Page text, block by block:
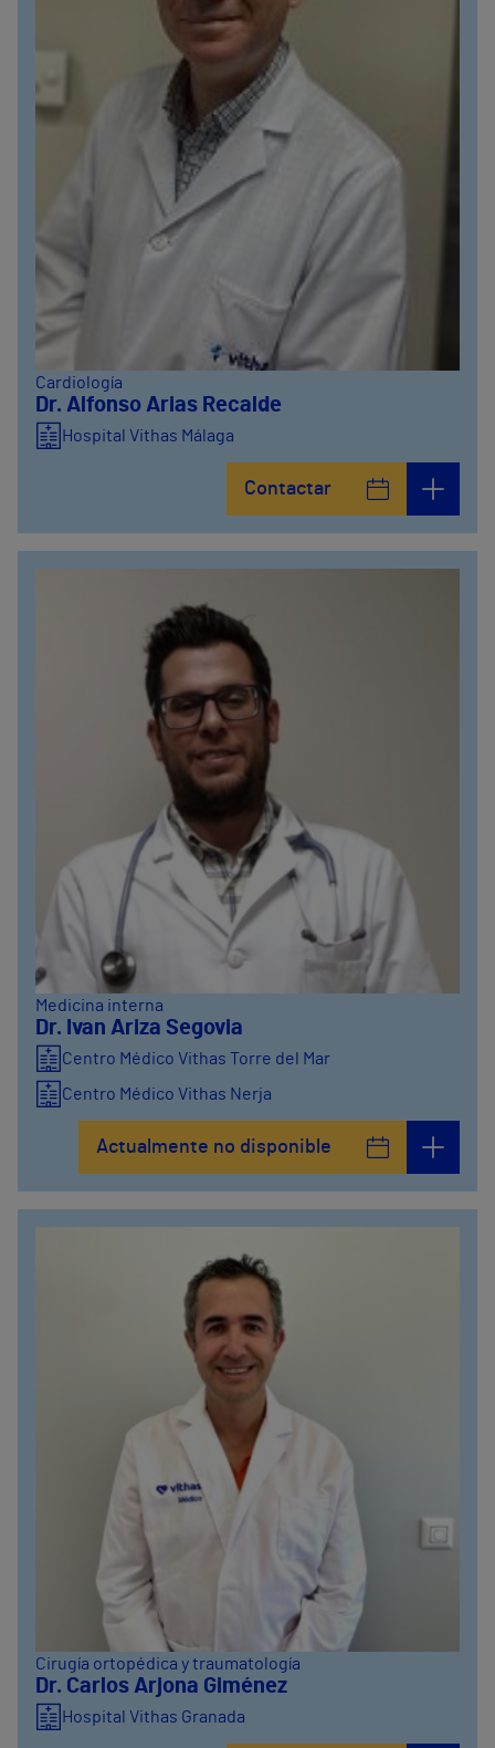
Cardiología
Dr. Alfonso Arias Recalde
Hospital Vithas Málaga
Contactar
Medicina interna
Dr. Ivan Ariza Segovia
Centro Médico Vithas Torre del Mar
Centro Médico Vithas Nerja
Actualmente no disponible
Cirugía ortopédica y traumatología
Dr. Carlos Arjona Giménez
Hospital Vithas Granada